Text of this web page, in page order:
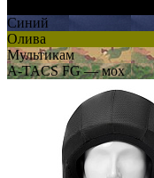
Синий
Олива
Мультикам
A-TACS FG — мох